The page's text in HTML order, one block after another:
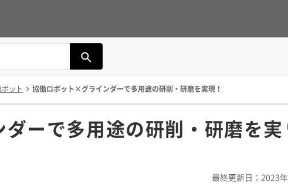
ット 協働ロボット×グラインダーで多用途の研削・研磨を実現！
ーで多用途の研削・研磨を実
最終更新日：2023